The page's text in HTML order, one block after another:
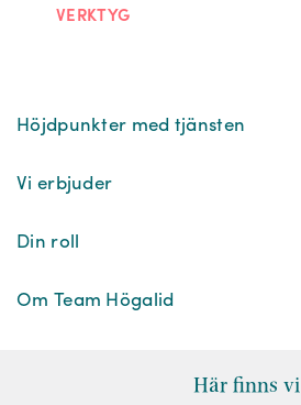
VERKTYG
Höjdpunkter med tjänsten
Vi erbjuder
Din roll
Om Team Högalid
Här finns vi